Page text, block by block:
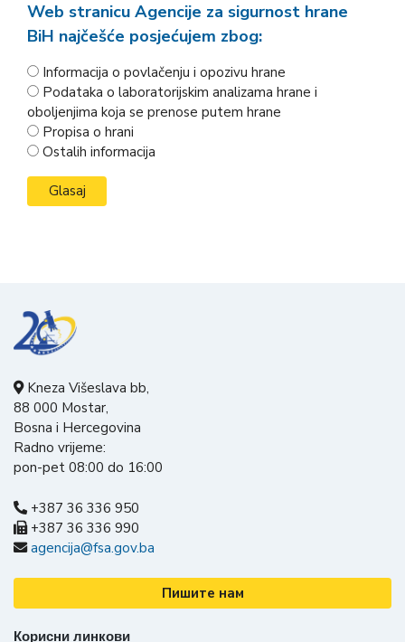
Web stranicu Agencije za sigurnost hrane
BiH najčešće posjećujem zbog:
Informacija o povlačenju i opozivu hrane
Podataka o laboratorijskim analizama hrane i
oboljenjima koja se prenose putem hrane
Propisa o hrani
Ostalih informacija
Kneza Višeslava bb,
88 000 Mostar,
Bosna i Hercegovina
Radno vrijeme:
pon-pet 08:00 do 16:00
+387 36 336 950
+387 36 336 990
agencija@fsa.gov.ba
Пишите нам
Корисни линкови